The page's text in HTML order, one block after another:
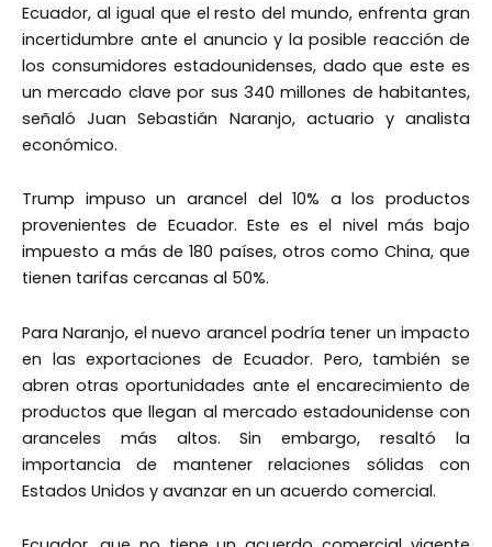
Ecuador, al igual que el resto del mundo, enfrenta gran
incertidumbre ante el anuncio y la posible reacción de
los consumidores estadounidenses, dado que este es
un mercado clave por sus 340 millones de habitantes,
señaló Juan Sebastián Naranjo, actuario y analista
económico.
Trump impuso un arancel del 10% a los productos
provenientes de Ecuador. Este es el nivel más bajo
impuesto a más de 180 países, otros como China, que
tienen tarifas cercanas al 50%.
Para Naranjo, el nuevo arancel podría tener un impacto
en las exportaciones de Ecuador. Pero, también se
abren otras oportunidades ante el encarecimiento de
productos que llegan al mercado estadounidense con
aranceles más altos. Sin embargo, resaltó la
importancia de mantener relaciones sólidas con
Estados Unidos y avanzar en un acuerdo comercial.